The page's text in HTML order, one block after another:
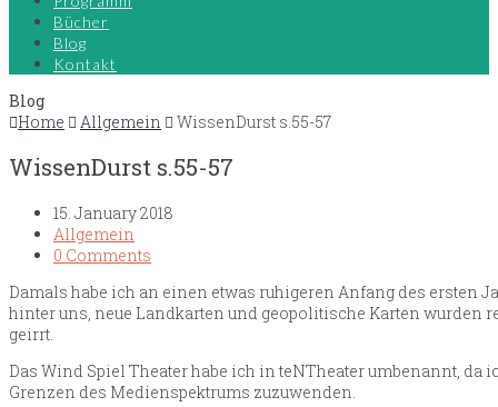
Bücher
Blog
Kontakt
Blog
Home
Allgemein WissenDurst s.55-57
WissenDurst s.55-57
15. January 2018
Allgemein
0 Comments
Damals habe ich an einen etwas ruhigeren Anfang des ersten
hinter uns, neue Landkarten und geopolitische Karten wurden
geirrt.
Das Wind Spiel Theater habe ich in teNTheater umbenannt,
Grenzen des Medienspektrums zuzuwenden.